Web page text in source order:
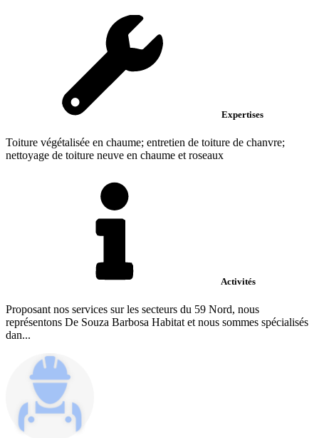
Expertises
Toiture végétalisée en chaume; entretien de toiture de chanvre;
nettoyage de toiture neuve en chaume et roseaux
Activités
Proposant nos services sur les secteurs du 59 Nord, nous
représentons De Souza Barbosa Habitat et nous sommes spécialisés
dan...